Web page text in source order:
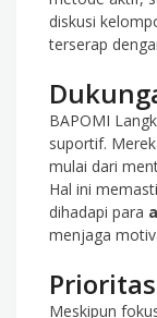
diskusi
terserap
BAPOMI
suportif.
mulai dari
Hal ini
dihadapi para
menjaga
Meskipun